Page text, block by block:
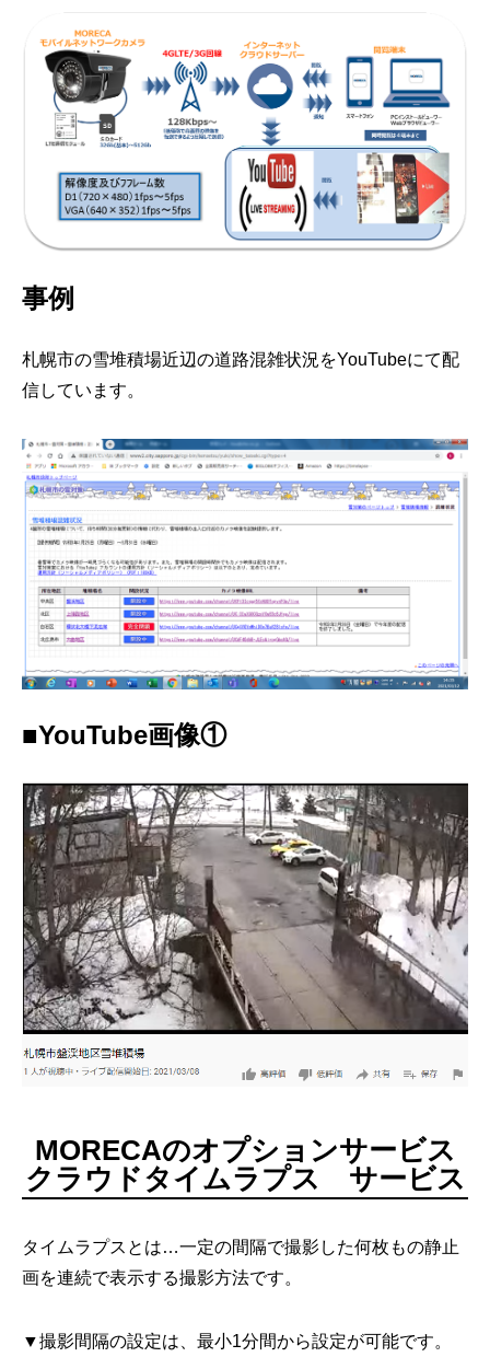
事例
札幌市の雪堆積場近辺の道路混雑状況をYouTubeにて配
信しています。
■YouTube画像①
MORECAのオプションサービス
クラウドタイムラプス サービス
タイムラプスとは…一定の間隔で撮影した何枚もの静止
画を連続で表示する撮影方法です。
▼撮影間隔の設定は、最小1分間から設定が可能です。